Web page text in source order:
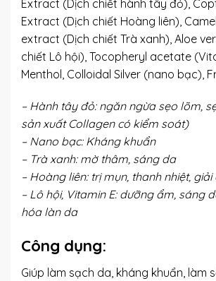
Extract (Dịch chiết hành tây đỏ),
Extract (Dịch chiết Hoàng liên),
extract (Dịch chiết Trà xanh), Aloe
chiết Lô hội), Tocopheryl acetate
Menthol, Colloidal Silver (nano bạc),
– Hành tây đỏ: ngăn ngừa sẹo lõm,
sản xuất Collagen có kiểm soát)
– Nano bạc: Kháng khuẩn
– Trà xanh: mờ thâm, sáng da
– Hoàng liên: trị mụn, thanh nhiệt, giải
– Lô hội, Vitamin E: dưỡng ẩm, sáng
hóa làn da
Công dụng:
Giúp làm sạch da, kháng khuẩn, làm